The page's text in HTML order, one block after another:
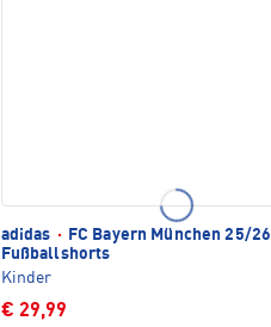
adidas ·
FC Bayern München 25/26
Fußballshorts
Kinder
€ 29,99